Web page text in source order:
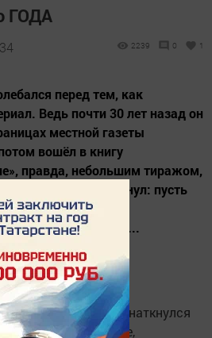
ГОДА
2239 0 1
перед тем, как
Ведь почти 30 лет назад он
местной газеты
вошёл в книгу
правда, небольшим тиражом,
Поэтому рискнул: пусть
нынешнюю
узнает, каким был...
в центральном
Татарской АССР, я наткнулся
мой взгляд, данные,